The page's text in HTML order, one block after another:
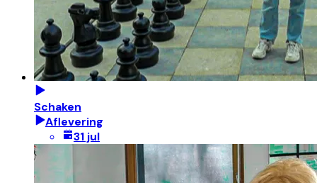
Schaken
Aflevering
31 jul